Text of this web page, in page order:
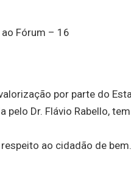
Fórum – 16
por parte do
pelo Dr. Flávio Rabello,
ao cidadão de bem.